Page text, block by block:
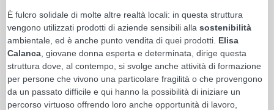
È fulcro solidale di molte altre realtà locali: in questa struttura
vengono utilizzati prodotti di aziende sensibili alla sostenibilità
ambientale, ed è anche punto vendita di quei prodotti. Elisa
Calanca , giovane donna esperta e determinata, dirige questa
struttura dove, al contempo, si svolge anche attività di formazione
per persone che vivono una particolare fragilità o che provengono
da un passato difficile e qui hanno la possibilità di iniziare un
percorso virtuoso offrendo loro anche opportunità di lavoro,